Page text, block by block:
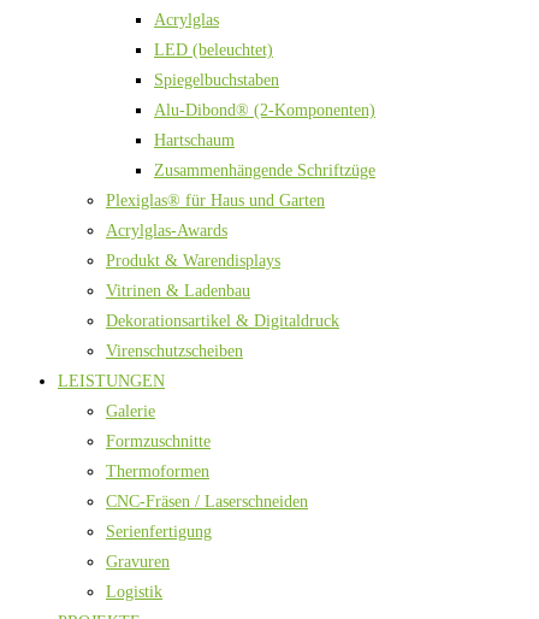
Acrylglas
LED (beleuchtet)
Spiegelbuchstaben
Alu-Dibond® (2-Komponenten)
Hartschaum
Zusammenhängende Schriftzüge
Plexiglas® für Haus und Garten
Acrylglas-Awards
Produkt & Warendisplays
Vitrinen & Ladenbau
Dekorationsartikel & Digitaldruck
Virenschutzscheiben
LEISTUNGEN
Galerie
Formzuschnitte
Thermoformen
CNC-Fräsen / Laserschneiden
Serienfertigung
Gravuren
Logistik